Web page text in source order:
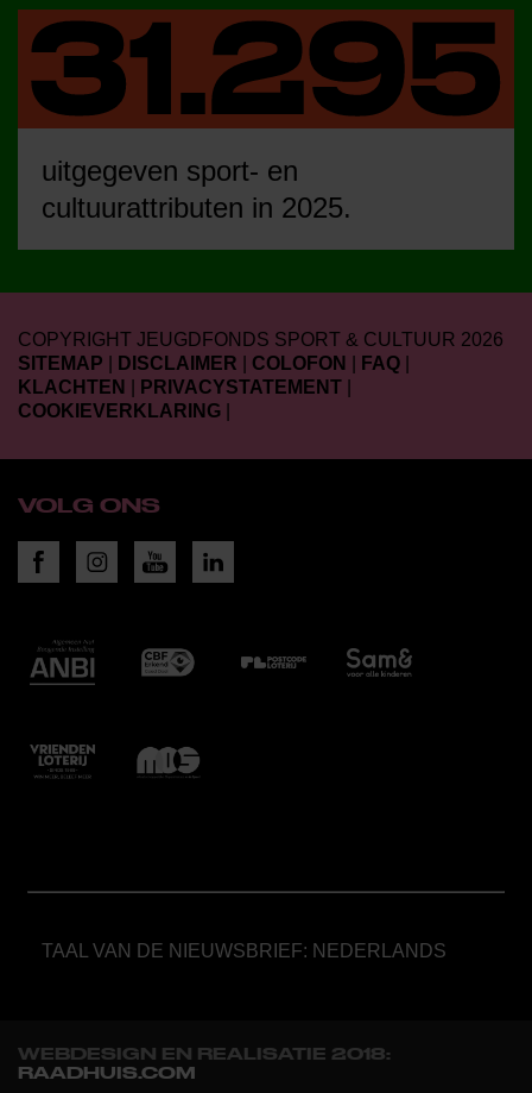
uitgegeven sport- en
cultuurattributen in 2025.
COPYRIGHT JEUGDFONDS SPORT & CULTUUR 2026
SITEMAP
DISCLAIMER COLOFON FAQ
KLACHTEN
PRIVACYSTATEMENT
COOKIEVERKLARING
VOLG ONS
TAAL VAN DE NIEUWSBRIEF: NEDERLANDS
WEBDESIGN EN REALISATIE 2018:
RAADHUIS.COM